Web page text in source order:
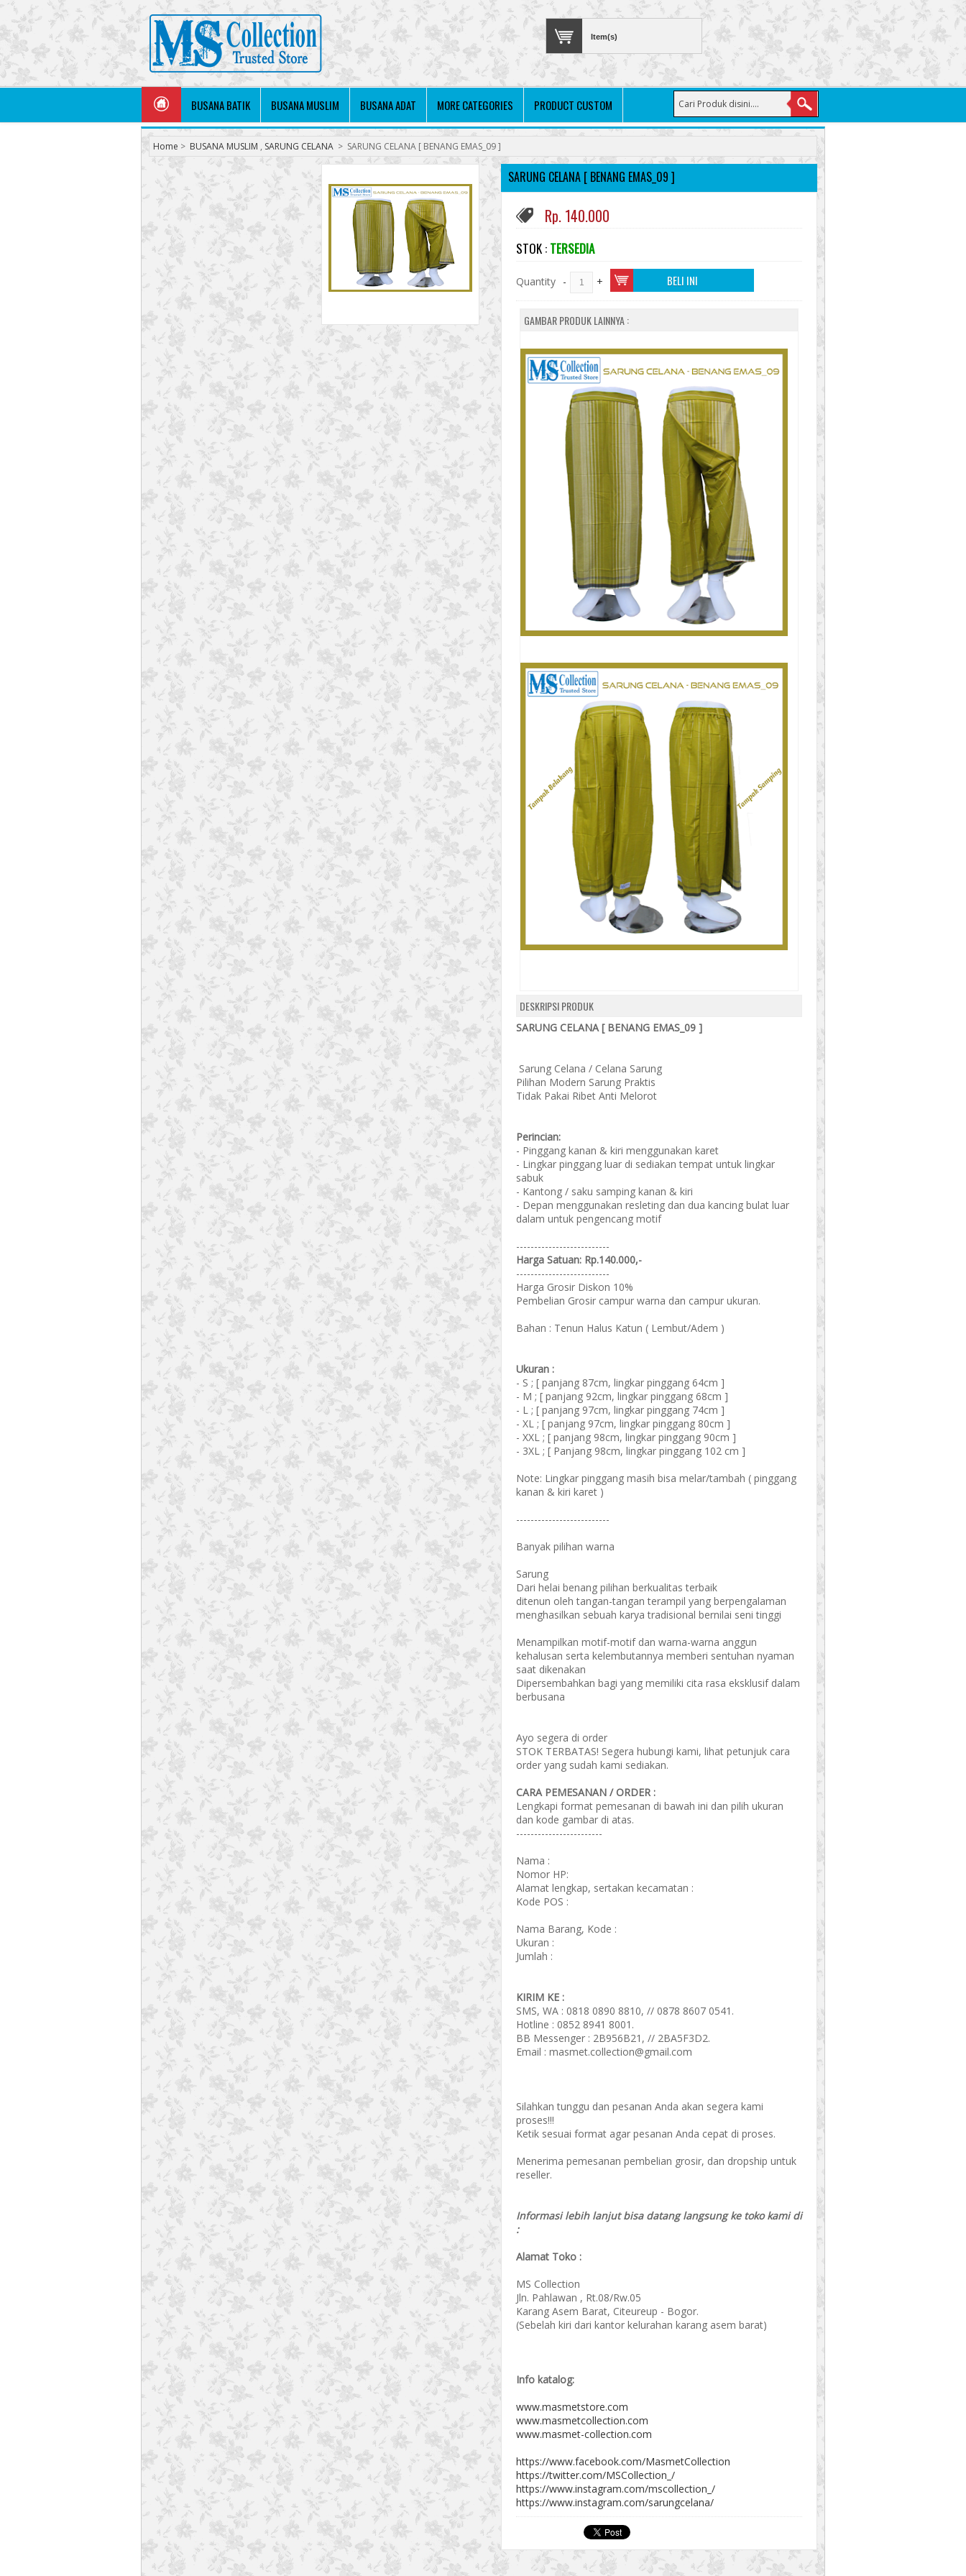
Item(s)
BUSANA BATIK BUSANA MUSLIM BUSANA ADAT MORE CATEGORIES PRODUCT CUSTOM
Home > BUSANA MUSLIM , SARUNG CELANA > SARUNG CELANA [ BENANG EMAS_09 ]
SARUNG CELANA [ BENANG EMAS_09 ]
Rp. 140.000
STOK : TERSEDIA
Quantity - + BELI INI
GAMBAR PRODUK LAINNYA :
DESKRIPSI PRODUK
SARUNG CELANA [ BENANG EMAS_09 ]
Sarung Celana / Celana Sarung
Pilihan Modern Sarung Praktis
Tidak Pakai Ribet Anti Melorot
Perincian:
- Pinggang kanan & kiri menggunakan karet
- Lingkar pinggang luar di sediakan tempat untuk lingkar
sabuk
- Kantong / saku samping kanan & kiri
- Depan menggunakan resleting dan dua kancing bulat luar
dalam untuk pengencang motif
--------------------------
Harga Satuan: Rp.140.000,-
--------------------------
Harga Grosir Diskon 10%
Pembelian Grosir campur warna dan campur ukuran.
Bahan : Tenun Halus Katun ( Lembut/Adem )
Ukuran :
- S ; [ panjang 87cm, lingkar pinggang 64cm ]
- M ; [ panjang 92cm, lingkar pinggang 68cm ]
- L ; [ panjang 97cm, lingkar pinggang 74cm ]
- XL ; [ panjang 97cm, lingkar pinggang 80cm ]
- XXL ; [ panjang 98cm, lingkar pinggang 90cm ]
- 3XL ; [ Panjang 98cm, lingkar pinggang 102 cm ]
Note: Lingkar pinggang masih bisa melar/tambah ( pinggang
kanan & kiri karet )
--------------------------
Banyak pilihan warna
Sarung
Dari helai benang pilihan berkualitas terbaik
ditenun oleh tangan-tangan terampil yang berpengalaman
menghasilkan sebuah karya tradisional bernilai seni tinggi
Menampilkan motif-motif dan warna-warna anggun
kehalusan serta kelembutannya memberi sentuhan nyaman
saat dikenakan
Dipersembahkan bagi yang memiliki cita rasa eksklusif dalam
berbusana
Ayo segera di order
STOK TERBATAS! Segera hubungi kami, lihat petunjuk cara
order yang sudah kami sediakan.
CARA PEMESANAN / ORDER :
Lengkapi format pemesanan di bawah ini dan pilih ukuran
dan kode gambar di atas.
------------------------
Nama :
Nomor HP:
Alamat lengkap, sertakan kecamatan :
Kode POS :
Nama Barang, Kode :
Ukuran :
Jumlah :
KIRIM KE :
SMS, WA : 0818 0890 8810, // 0878 8607 0541.
Hotline : 0852 8941 8001.
BB Messenger : 2B956B21, // 2BA5F3D2.
Email : masmet.collection@gmail.com
Silahkan tunggu dan pesanan Anda akan segera kami
proses!!!
Ketik sesuai format agar pesanan Anda cepat di proses.
Menerima pemesanan pembelian grosir, dan dropship untuk
reseller.
Informasi lebih lanjut bisa datang langsung ke toko kami di
:
Alamat Toko :
MS Collection
Jln. Pahlawan , Rt.08/Rw.05
Karang Asem Barat, Citeureup - Bogor.
(Sebelah kiri dari kantor kelurahan karang asem barat)
Info katalog:
www.masmetstore.com
www.masmetcollection.com
www.masmet-collection.com
https://www.facebook.com/MasmetCollection
https://twitter.com/MSCollection_/
https://www.instagram.com/mscollection_/
https://www.instagram.com/sarungcelana/